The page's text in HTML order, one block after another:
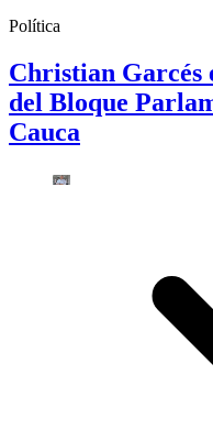
Política
Christian Garcés
del Bloque
Cauca